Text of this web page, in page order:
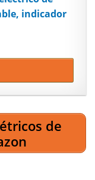
indicador
de